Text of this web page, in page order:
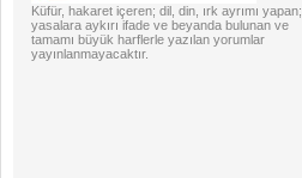
Küfür, hakaret içeren; dil, din, ırk ayrımı yapan;
yasalara aykırı ifade ve beyanda bulunan ve
tamamı büyük harflerle yazılan yorumlar
yayınlanmayacaktır.